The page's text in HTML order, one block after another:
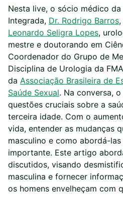
Nesta live, o sócio médico da
Integrada, Dr. Rodrigo Barros
Leonardo Seligra Lopes,
mestre e doutorando em
Coordenador do Grupo de
Disciplina de Urologia da
da Associação Brasileira de
Saúde Sexual. Na conversa,
questões cruciais sobre a
terceira idade. Com o
vida, entender as mudanças
masculino e como abordá-
importante. Este artigo
discutidos, visando
masculina e fornecer
os homens envelheçam com